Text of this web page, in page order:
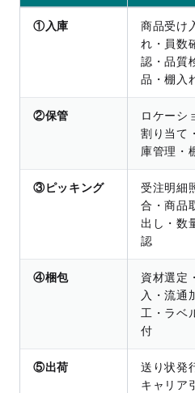
①入庫
商品受け
れ・員数
認・品質
品・棚入
②保管
ロケーシ
割り当て
庫管理・
③ピッキング
受注明細
合・商品
出し・数
認
④梱包
資材選定
入・流通
工・ラベ
付
⑤出荷
送り状発
キャリア